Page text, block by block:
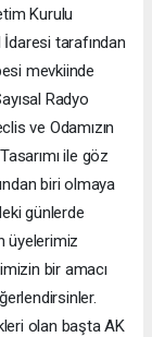
Kurulu
İdaresi tarafından
mevkiinde
Radyo
ve Odamızın
ile göz
biri olmaya
günlerde
üyelerimiz
bir amacı
olan başta AK